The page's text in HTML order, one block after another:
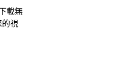
載無
視